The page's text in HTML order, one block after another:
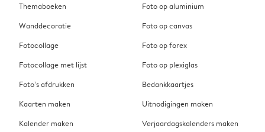
Themaboeken
Wanddecoratie
Fotocollage
Fotocollage met lijst
Foto’s afdrukken
Kaarten maken
Kalender maken
Foto op aluminium
Foto op canvas
Foto op forex
Foto op plexiglas
Bedankkaartjes
Uitnodigingen maken
Verjaardagskalenders maken